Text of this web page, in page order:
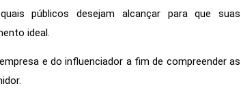
públicos desejam alcançar para que suas
ideal.
e do influenciador a fim de compreender as